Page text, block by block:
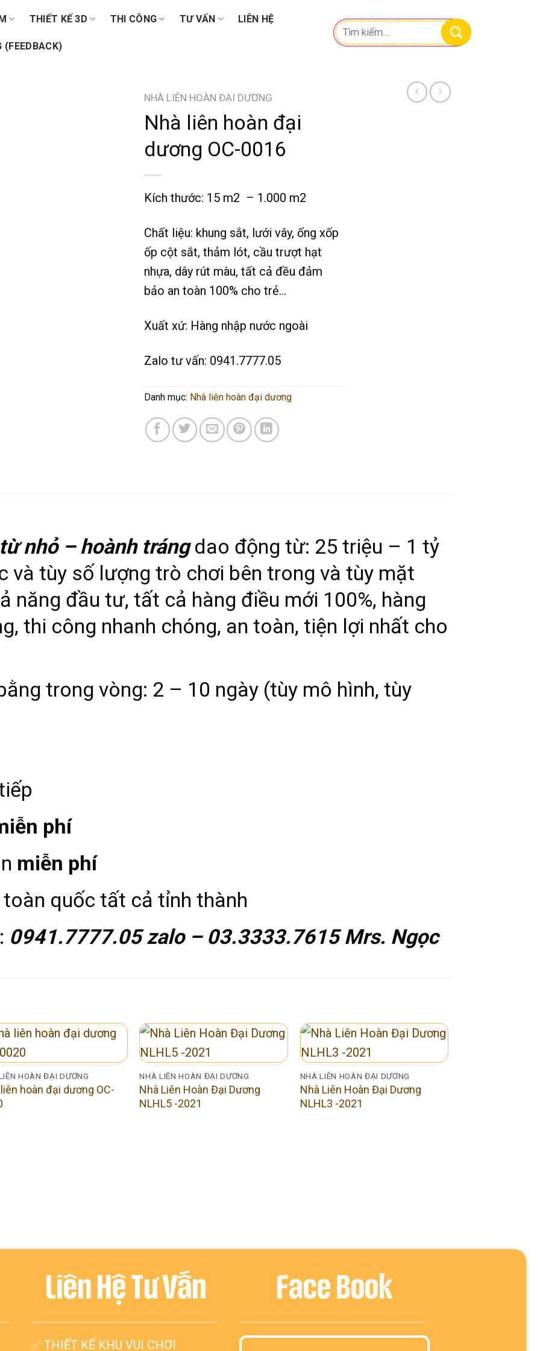
THIẾT KẾ 3D THI CÔNG TƯ VẤN LIÊN HỆ
(FEEDBACK)
Tìm
kiếm:
NHÀ LIÊN HOÀN ĐẠI DƯƠNG
Nhà liên hoàn đại
dương OC-0016
Kích thước: 15 m2 – 1.000 m2
Chất liệu: khung sắt, lưới vây, ống xốp
ốp cột sắt, thảm lót, cầu trượt hạt
nhựa, dây rút màu, tất cả đều đảm
bảo an toàn 100% cho trẻ…
Xuất xứ: Hàng nhập nước ngoài
Zalo tư vấn: 0941.7777.05
Danh mục: Nhà liên hoàn đại dương
nhỏ – hoành trángdao động từ: 25 triệu – 1 tỷ
và tùy số lượng trò chơi bên trong và tùy mặt
năng đầu tư, tất cả hàng điều mới 100%, hàng
thi công nhanh chóng, an toàn, tiện lợi nhất cho
trong vòng: 2 – 10 ngày (tùy mô hình, tùy
phí
miễn phí
quốc tất cả tỉnh thành
0941.7777.05 zalo – 03.3333.7615 Mrs. Ngọc
HOÀN ĐẠI DƯƠNG
hoàn đại dương OC-
NHÀ LIÊN HOÀN ĐẠI DƯƠNG
Nhà Liên Hoàn Đại Dương
NLHL5 -2021
NHÀ LIÊN HOÀN ĐẠI DƯƠNG
Nhà Liên Hoàn Đại Dương
NLHL3 -2021
Liên Hệ Tư Vấn
✅THIẾT KẾ KHU VUI CHƠI
Face Book